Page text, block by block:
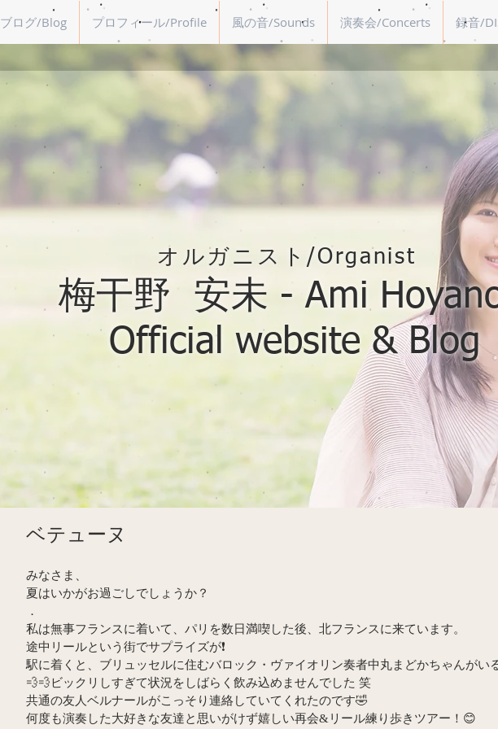
ブログ/Blog プロフィール/Profile 風の音/Sounds 演奏会/Concerts 録音/
オルガニスト/Organist
梅干野 安未 - Ami
Official website & Blog
ベテューヌ
みなさま、
夏はいかがお過ごしでしょうか？
．
私は無事フランスに着いて、パリを数日満喫した後、北フランスに来ています。
途中リールという街でサプライズが❗️
駅に着くと、ブリュッセルに住むバロック・ヴァイオリン奏者中丸まどかちゃんがい
💨💨ビックリしすぎて状況をしばらく飲み込めませんでした 笑
共通の友人ベルナールがこっそり連絡していてくれたのです🤣
何度も演奏した大好きな友達と思いがけず嬉しい再会&リール練り歩きツアー！😊